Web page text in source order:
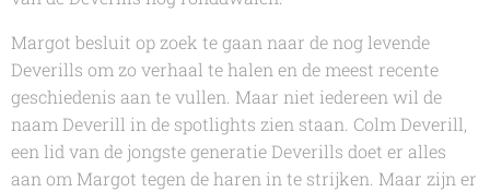
Margot besluit op zoek te gaan naar de nog levende
Deverills om zo verhaal te halen en de meest recente
geschiedenis aan te vullen. Maar niet iedereen wil de
naam Deverill in de spotlights zien staan. Colm Deverill,
een lid van de jongste generatie Deverills doet er alles
aan om Margot tegen de haren in te strijken. Maar zijn er